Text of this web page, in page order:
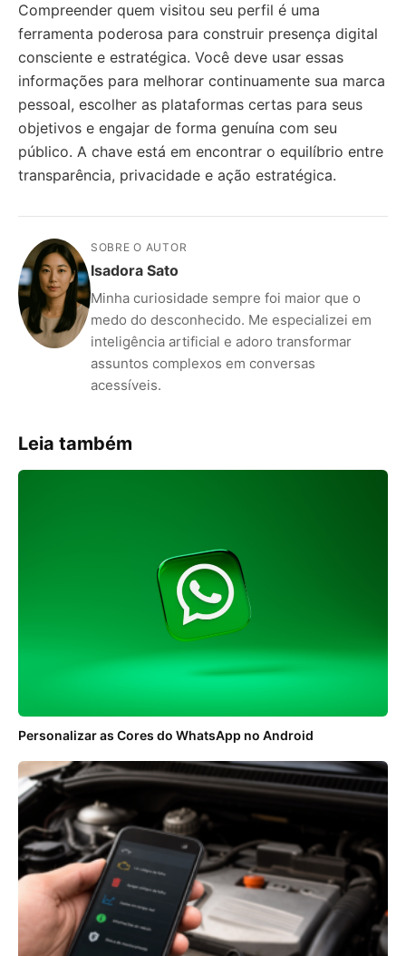
Compreender quem visitou seu perfil é uma
ferramenta poderosa para construir presença digital
consciente e estratégica. Você deve usar essas
informações para melhorar continuamente sua marca
pessoal, escolher as plataformas certas para seus
objetivos e engajar de forma genuína com seu
público. A chave está em encontrar o equilíbrio entre
transparência, privacidade e ação estratégica.
SOBRE O AUTOR
Isadora Sato
Minha curiosidade sempre foi maior que o
medo do desconhecido. Me especializei em
inteligência artificial e adoro transformar
assuntos complexos em conversas
acessíveis.
Leia também
Personalizar as Cores do WhatsApp no Android